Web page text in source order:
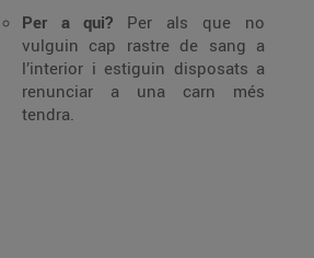
Per a qui? Per als que no
vulguin cap rastre de sang a
l’interior i estiguin disposats a
renunciar a una carn més
tendra.